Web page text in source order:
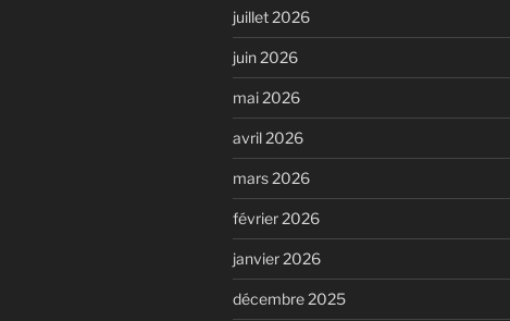
juillet 2026
juin 2026
mai 2026
avril 2026
mars 2026
février 2026
janvier 2026
décembre 2025